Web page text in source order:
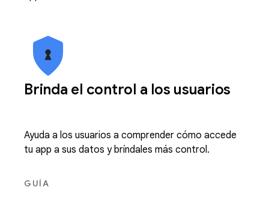
Brinda el control a los usuarios
Ayuda a los usuarios a comprender cómo accede
tu app a sus datos y bríndales más control.
GUÍA